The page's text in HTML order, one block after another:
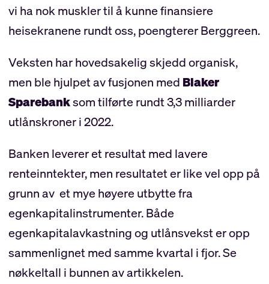
vi ha nok muskler til å kunne finansiere
heisekranene rundt oss, poengterer Berggreen.
Veksten har hovedsakelig skjedd organisk,
men ble hjulpet av fusjonen med Blaker
Sparebanksom tilførte rundt 3,3 milliarder
utlånskroner i 2022.
Banken leverer et resultat med lavere
renteinntekter, men resultatet er like vel opp på
grunn av et mye høyere utbytte fra
egenkapitalinstrumenter. Både
egenkapitalavkastning og utlånsvekst er opp
sammenlignet med samme kvartal i fjor. Se
nøkkeltall i bunnen av artikkelen.